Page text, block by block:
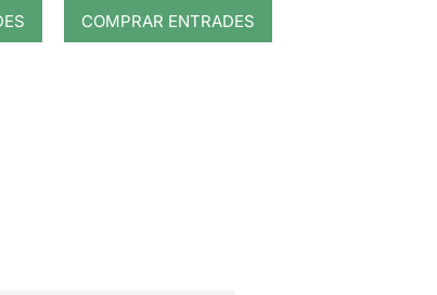
COMPRAR ENTRADES